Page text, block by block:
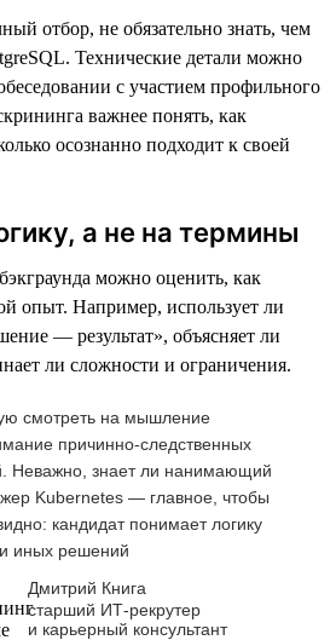
отбор, не обязательно знать, чем
Технические детали можно
с участием профильного
важнее понять, как
осознанно подходит к своей
а не на термины
можно оценить, как
опыт. Например, использует ли
— результат», объясняет ли
ли сложности и ограничения.
смотреть на мышление
причинно-следственных
Неважно, знает ли нанимающий
Kubernetes — главное, чтобы
кандидат понимает логику
иных решений
Дмитрий Книга
старший ИТ-рекрутер
и карьерный консультант